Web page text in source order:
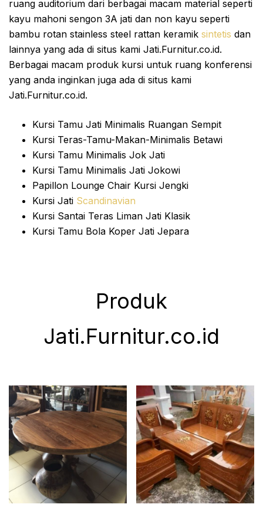
ruang auditorium dari berbagai macam material seperti
kayu mahoni sengon 3A jati dan non kayu seperti
bambu rotan stainless steel rattan keramik sintetis dan
lainnya yang ada di situs kami Jati.Furnitur.co.id.
Berbagai macam produk kursi untuk ruang konferensi
yang anda inginkan juga ada di situs kami
Jati.Furnitur.co.id.
Kursi Tamu Jati Minimalis Ruangan Sempit
Kursi Teras-Tamu-Makan-Minimalis Betawi
Kursi Tamu Minimalis Jok Jati
Kursi Tamu Minimalis Jati Jokowi
Papillon Lounge Chair Kursi Jengki
Kursi Jati Scandinavian
Kursi Santai Teras Liman Jati Klasik
Kursi Tamu Bola Koper Jati Jepara
Produk
Jati.Furnitur.co.id